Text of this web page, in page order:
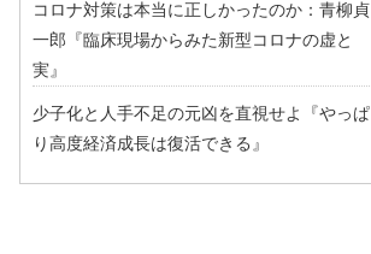
コロナ対策は本当に正しかったのか：青柳貞
一郎『臨床現場からみた新型コロナの虚と
実』
少子化と人手不足の元凶を直視せよ『やっぱ
り高度経済成長は復活できる』